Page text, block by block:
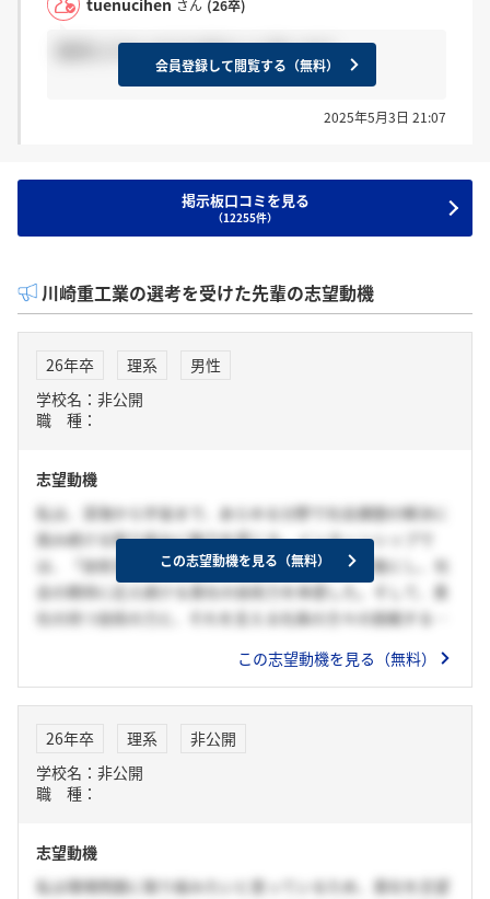
さん (26卒)
優遇も少ないので大差ないと思います
会員登録して閲覧する（無料）
2025年5月3日 21:07
掲示板口コミを見る
（12255件）
川崎重工業の選考を受けた先輩の志望動機
26年卒 理系
男性
学校名：非公開
職 種：
志望動機
私は、深海から宇宙まで、あらゆる分野で社会課題の解決に
挑み続ける取り組みに魅力を感じる。インターンシップで
は、「技術深化・技術統合」を通じて不可能を可能にし、社
会の期待に応え続ける貴社の技術力を体感した。そして、貴
社の持つ技術の力と、それを支える社員の方々の挑戦する姿
難に立ち向かい、前向きに挑戦し続ける強み」を活かし、社
この志望動機を見る（無料）
この志望動機を見る（無料）
26年卒 理系
非公開
学校名：非公開
職 種：
志望動機
私は環境問題に取り組みたいと思っているため、貴社を志望